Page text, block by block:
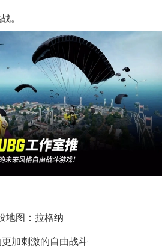
。
地图：拉格纳
加刺激的自由战斗